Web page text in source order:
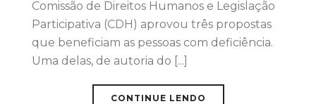
Comissão de Direitos Humanos e Legislação
Participativa (CDH) aprovou três propostas
que beneficiam as pessoas com deficiência.
Uma delas, de autoria do [...]
CONTINUE LENDO